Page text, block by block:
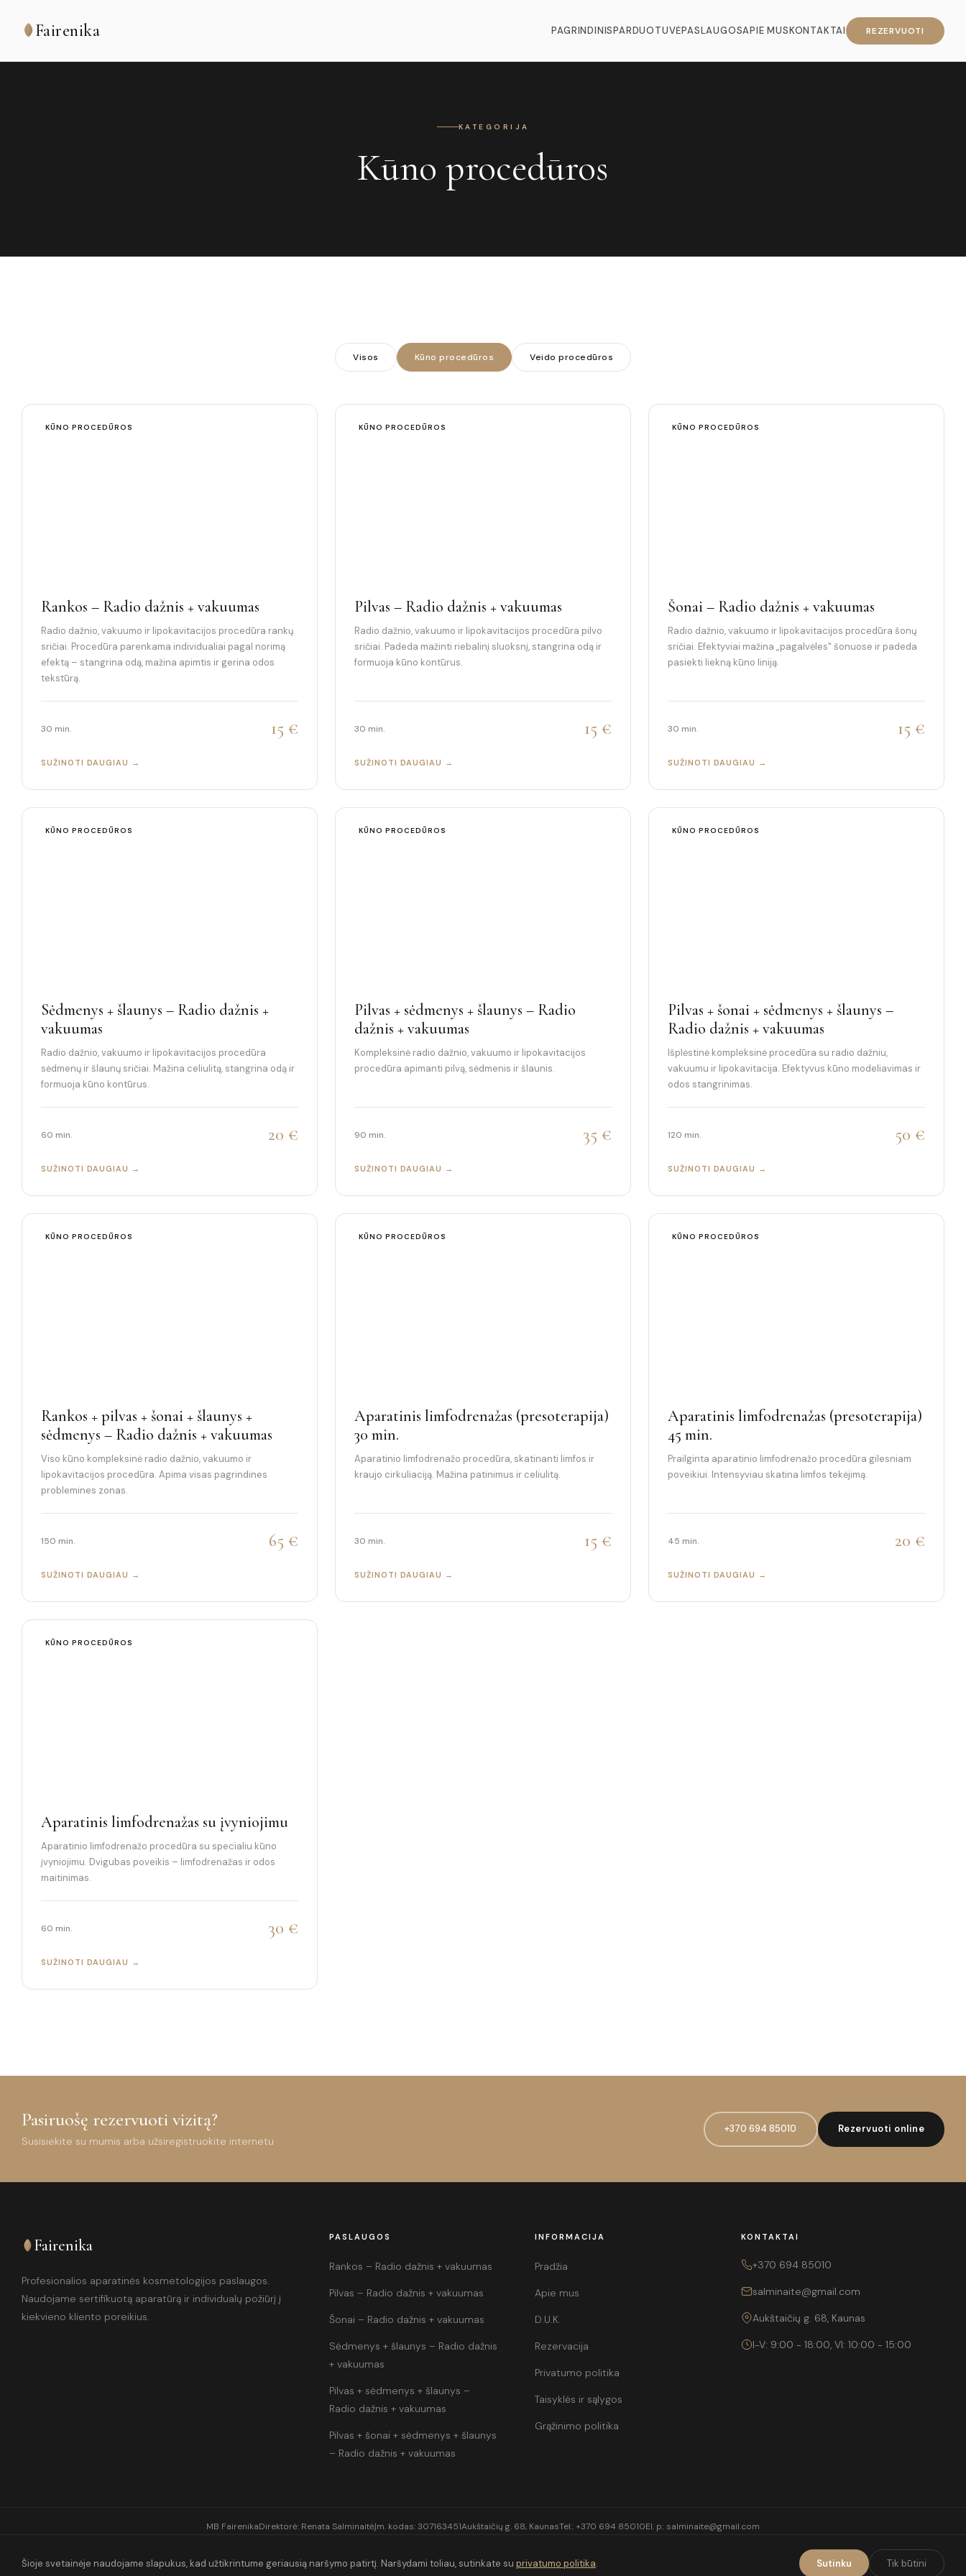
Fairenika PAGRINDINISPARDUOTUVĖPASLAUGOSAPIE MUSKONTAKTAI REZERVUOTI
KATEGORIJA
Kūno procedūros
Visos Kūno procedūros Veido procedūros
KŪNO PROCEDŪROS
Rankos – Radio dažnis + vakuumas
Radio dažnio, vakuumo ir lipokavitacijos procedūra rankų
sričiai. Procedūra parenkama individualiai pagal norimą
efektą – stangrina odą, mažina apimtis ir gerina odos
tekstūrą.
30 min. 15 €
SUŽINOTI DAUGIAU →
KŪNO PROCEDŪROS
Pilvas – Radio dažnis + vakuumas
Radio dažnio, vakuumo ir lipokavitacijos procedūra pilvo
sričiai. Padeda mažinti riebalinį sluoksnį, stangrina odą ir
formuoja kūno kontūrus.
30 min. 15 €
SUŽINOTI DAUGIAU →
KŪNO PROCEDŪROS
Šonai – Radio dažnis + vakuumas
Radio dažnio, vakuumo ir lipokavitacijos procedūra šonų
sričiai. Efektyviai mažina „pagalvėles" šonuose ir padeda
pasiekti liekną kūno liniją.
30 min. 15 €
SUŽINOTI DAUGIAU →
KŪNO PROCEDŪROS
Sėdmenys + šlaunys – Radio dažnis +
vakuumas
Radio dažnio, vakuumo ir lipokavitacijos procedūra
sėdmenų ir šlaunų sričiai. Mažina celiulitą, stangrina odą ir
formuoja kūno kontūrus.
60 min. 20 €
SUŽINOTI DAUGIAU →
KŪNO PROCEDŪROS
Pilvas + sėdmenys + šlaunys – Radio
dažnis + vakuumas
Kompleksinė radio dažnio, vakuumo ir lipokavitacijos
procedūra apimanti pilvą, sėdmenis ir šlaunis.
90 min. 35 €
SUŽINOTI DAUGIAU →
KŪNO PROCEDŪROS
Pilvas + šonai + sėdmenys + šlaunys –
Radio dažnis + vakuumas
Išplėstinė kompleksinė procedūra su radio dažniu,
vakuumu ir lipokavitacija. Efektyvus kūno modeliavimas ir
odos stangrinimas.
120 min. 50 €
SUŽINOTI DAUGIAU →
KŪNO PROCEDŪROS
Rankos + pilvas + šonai + šlaunys +
sėdmenys – Radio dažnis + vakuumas
Viso kūno kompleksinė radio dažnio, vakuumo ir
lipokavitacijos procedūra. Apima visas pagrindines
problemines zonas.
150 min. 65 €
SUŽINOTI DAUGIAU →
KŪNO PROCEDŪROS
Aparatinis limfodrenažas (presoterapija)
30 min.
Aparatinio limfodrenažo procedūra, skatinanti limfos ir
kraujo cirkuliaciją. Mažina patinimus ir celiulitą.
30 min. 15 €
SUŽINOTI DAUGIAU →
KŪNO PROCEDŪROS
Aparatinis limfodrenažas (presoterapija)
45 min.
Prailginta aparatinio limfodrenažo procedūra gilesniam
poveikiui. Intensyviau skatina limfos tekėjimą.
45 min. 20 €
SUŽINOTI DAUGIAU →
KŪNO PROCEDŪROS
Aparatinis limfodrenažas su įvyniojimu
Aparatinio limfodrenažo procedūra su specialiu kūno
įvyniojimu. Dvigubas poveikis – limfodrenažas ir odos
maitinimas.
60 min. 30 €
SUŽINOTI DAUGIAU →
Pasiruošę rezervuoti vizitą?
Susisiekite su mumis arba užsiregistruokite internetu
+370 694 85010 Rezervuoti online
Fairenika
Profesionalios aparatinės kosmetologijos paslaugos.
Naudojame sertifikuotą aparatūrą ir individualų požiūrį į
kiekvieno kliento poreikius.
PASLAUGOS
Rankos – Radio dažnis + vakuumas
Pilvas – Radio dažnis + vakuumas
Šonai – Radio dažnis + vakuumas
Sėdmenys + šlaunys – Radio dažnis
+ vakuumas
Pilvas + sėdmenys + šlaunys –
Radio dažnis + vakuumas
Pilvas + šonai + sėdmenys + šlaunys
– Radio dažnis + vakuumas
INFORMACIJA
Pradžia
Apie mus
D.U.K.
Rezervacija
Privatumo politika
Taisyklės ir sąlygos
Grąžinimo politika
KONTAKTAI
+370 694 85010
salminaite@gmail.com
Aukštaičių g. 68, Kaunas
I-V: 9:00 - 18:00, VI: 10:00 - 15:00
MB FairenikaDirektorė: Renata SalminaitėĮm. kodas: 307163451Aukštaičių g. 68, KaunasTel.: +370 694 85010El. p.: salminaite@gmail.com
© 2026 Fairenika. Visos teisės saugomos.
Šioje svetainėje naudojame slapukus, kad užtikrintume geriausią naršymo patirtį. Naršydami toliau, sutinkate su privatumo politika. Sutinku Tik būtini